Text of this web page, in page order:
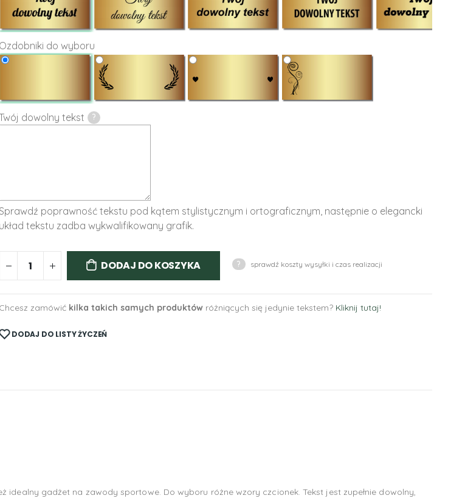
Ozdobniki do wyboru
dowolny tekst ?
poprawność tekstu pod kątem stylistycznym i ortograficznym, następnie o elegancki
układ tekstu zadba wykwalifikowany grafik.
DODAJ DO KOSZYKA ? sprawdź koszty wysyłki i czas realizacji
Chcesz zamówić kilka takich samych produktów różniących się jedynie tekstem? Kliknij tutaj!
DODAJ DO LISTY ŻYCZEŃ
idealny gadżet na zawody sportowe. Do wyboru różne wzory czcionek. Tekst jest zupełnie dowolny,